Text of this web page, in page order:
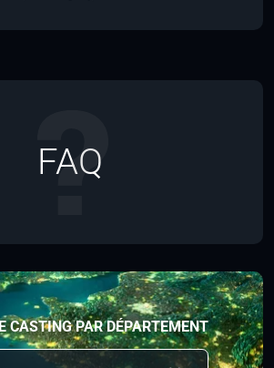
FAQ
CASTING PAR DÉPARTEMENT